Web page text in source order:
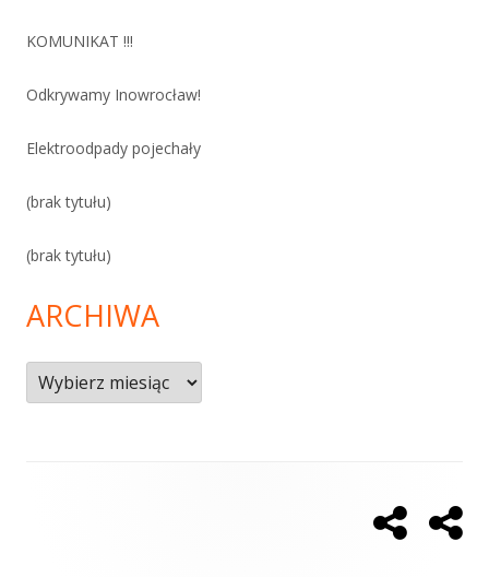
KOMUNIKAT !!!
Odkrywamy Inowrocław!
Elektroodpady pojechały
(brak tytułu)
(brak tytułu)
ARCHIWA